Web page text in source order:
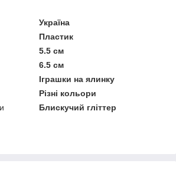
Україна
Пластик
5.5 см
6.5 см
Іграшки на ялинку
Різні кольори
Блискучий гліттер